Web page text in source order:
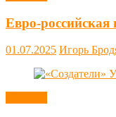
Евро-российская
01.07.2025 Игорь